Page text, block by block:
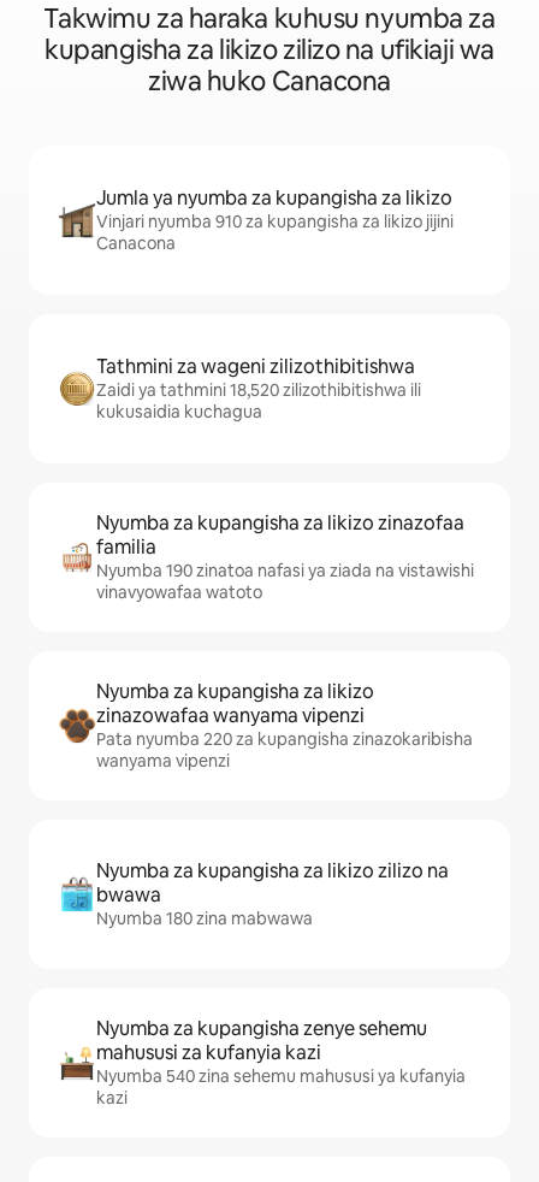
Takwimu za haraka kuhusu nyumba za
kupangisha za likizo zilizo na ufikiaji wa
ziwa huko Canacona
Jumla ya nyumba za kupangisha za likizo
Vinjari nyumba 910 za kupangisha za likizo jijini
Canacona
Tathmini za wageni zilizothibitishwa
Zaidi ya tathmini 18,520 zilizothibitishwa ili
kukusaidia kuchagua
Nyumba za kupangisha za likizo zinazofaa
familia
Nyumba 190 zinatoa nafasi ya ziada na vistawishi
vinavyowafaa watoto
Nyumba za kupangisha za likizo
zinazowafaa wanyama vipenzi
Pata nyumba 220 za kupangisha zinazokaribisha
wanyama vipenzi
Nyumba za kupangisha za likizo zilizo na
bwawa
Nyumba 180 zina mabwawa
Nyumba za kupangisha zenye sehemu
mahususi za kufanyia kazi
Nyumba 540 zina sehemu mahususi ya kufanyia
kazi